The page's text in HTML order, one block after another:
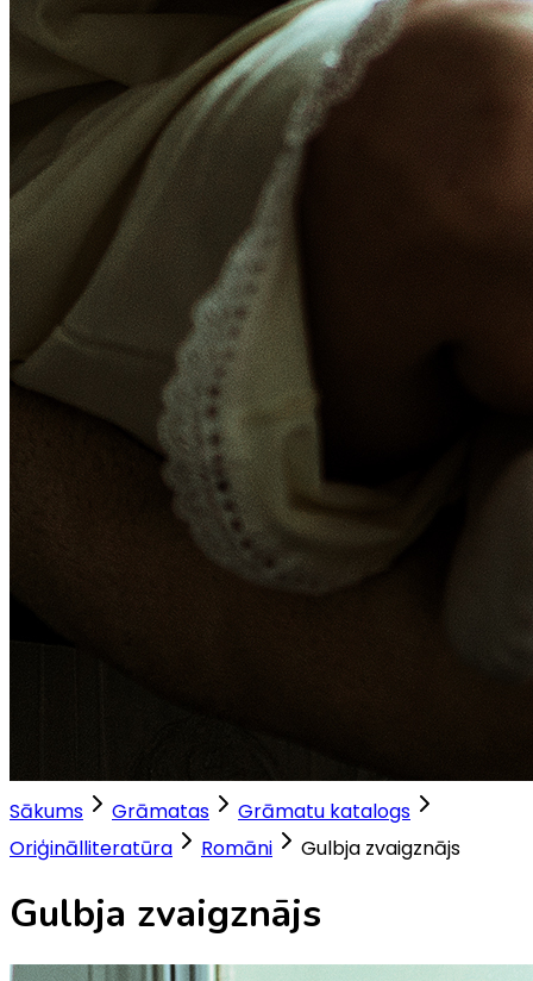
Sākums Grāmatas
Grāmatu katalogs
Oriģinālliteratūra
Romāni Gulbja zvaigznājs
Gulbja zvaigznājs